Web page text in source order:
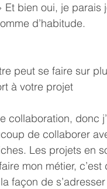
Et bien oui, je
d’habitude.
peut se faire sur
à votre projet
collaboration, donc
de collaborer
Les projets en
mon métier,
façon de